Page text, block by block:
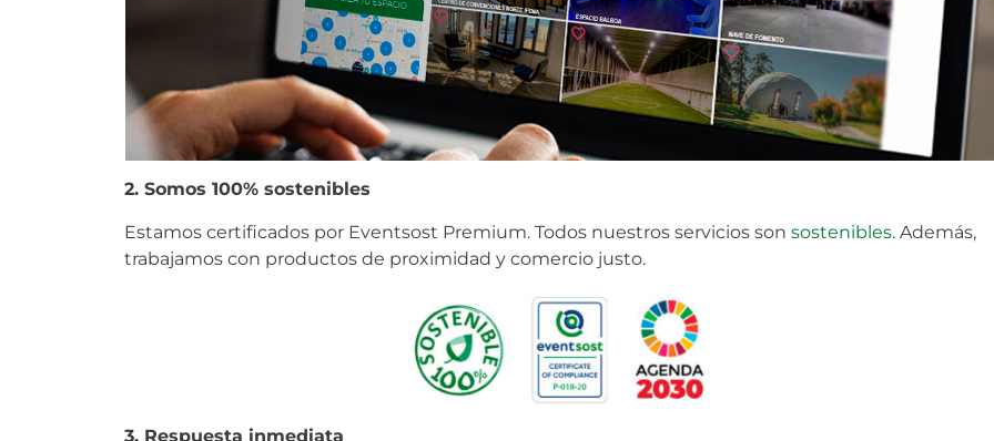
2. Somos 100% sostenibles
Estamos certificados por Eventsost Premium. Todos nuestros servicios son sostenibles. Además,
trabajamos con productos de proximidad y comercio justo.
3. Respuesta inmediata